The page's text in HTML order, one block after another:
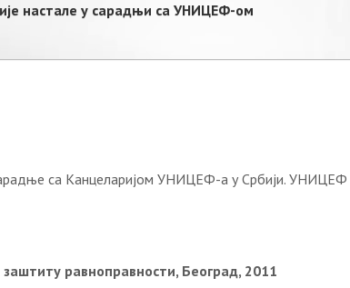
настале у сарадњи са УНИЦЕФ-ом
са Канцеларијом УНИЦЕФ-а у Србији.
равноправности, Београд, 2011